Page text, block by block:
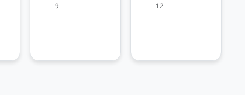
9 12